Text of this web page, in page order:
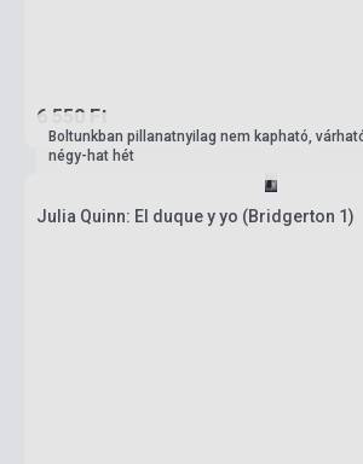
6 550 Ft
Boltunkban pillanatnyilag nem kapható,
négy-hat hét
Julia Quinn: El duque y yo (Bridgerton 1)